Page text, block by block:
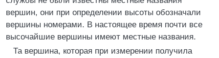
вершин, они при определении высоты обозначали
вершины номерами. В настоящее время почти все
высочайшие вершины имеют местные названия.
Та вершина, которая при измерении получила